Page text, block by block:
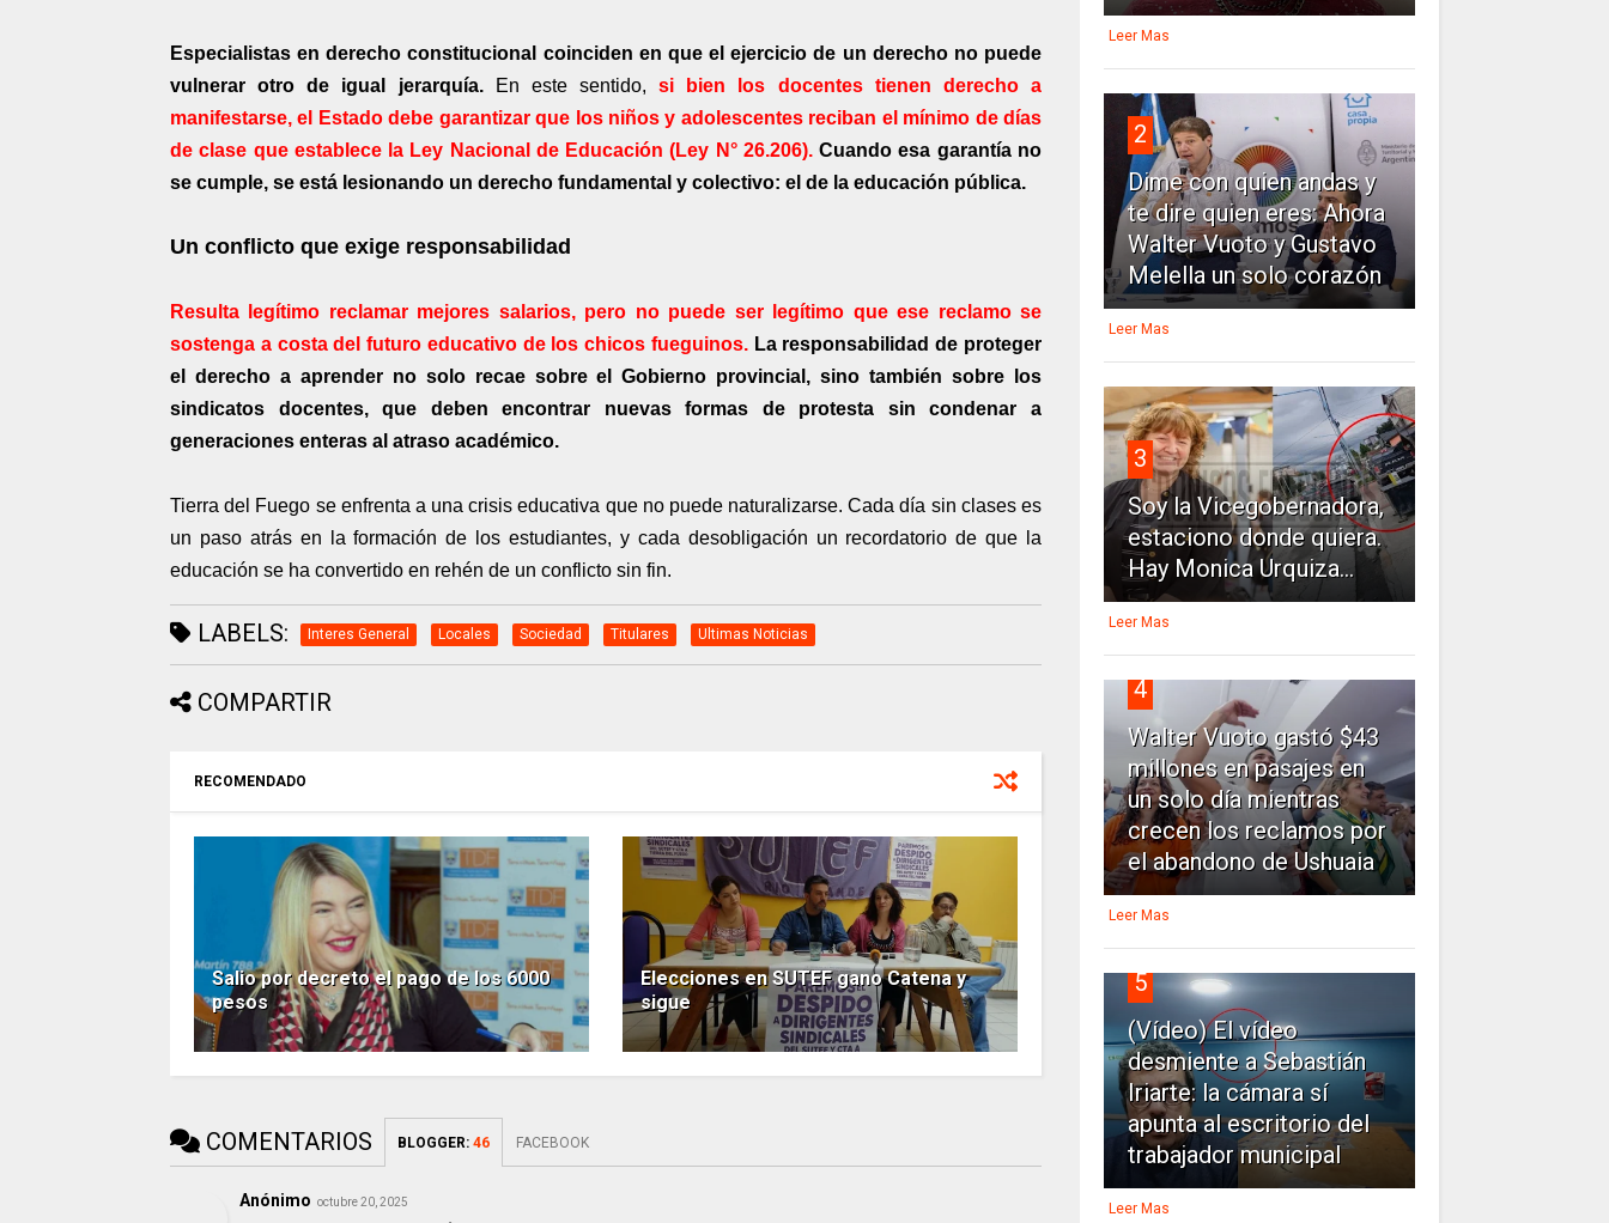
Especialistas en derecho constitucional coinciden en que el ejercicio de un derecho no puede
vulnerar otro de igual jerarquía.En este sentido,si bien los docentes tienen derecho a
manifestarse, el Estado debe garantizar que los niños y adolescentes reciban el mínimo de días
de clase que establece la Ley Nacional de Educación (Ley N° 26.206). Cuando esa garantía no
se cumple, se está lesionando un derecho fundamental y colectivo: el de la educación pública.
Un conflicto que exige responsabilidad
Resulta legítimo reclamar mejores salarios, pero no puede ser legítimo que ese reclamo se
sostenga a costa del futuro educativo de los chicos fueguinos. La responsabilidad de proteger
el derecho a aprender no solo recae sobre el Gobierno provincial, sino también sobre los
sindicatos docentes, que deben encontrar nuevas formas de protesta sin condenar a
generaciones enteras al atraso académico.
Tierra del Fuego se enfrenta a una crisis educativa que no puede naturalizarse. Cada día sin clases es
un paso atrás en la formación de los estudiantes, y cada desobligación un recordatorio de que la
educación se ha convertido en rehén de un conflicto sin fin.
LABELS: Interes General Locales Sociedad Titulares Ultimas Noticias
COMPARTIR
RECOMENDADO
Salio por decreto el pago de los 6000
pesos
Elecciones en SUTEF gano Catena y
sigue
COMENTARIOS BLOGGER: 46 FACEBOOK
Anónimo octubre 20, 2025
Leer Mas
2
Dime con quien andas y
te dire quien eres: Ahora
Walter Vuoto y Gustavo
Melella un solo corazón
Leer Mas
3
Soy la Vicegobernadora,
estaciono donde quiera.
Hay Monica Urquiza...
Leer Mas
4
Walter Vuoto gastó $43
millones en pasajes en
un solo día mientras
crecen los reclamos por
el abandono de Ushuaia
Leer Mas
5
(Vídeo) El vídeo
desmiente a Sebastián
Iriarte: la cámara sí
apunta al escritorio del
trabajador municipal
Leer Mas